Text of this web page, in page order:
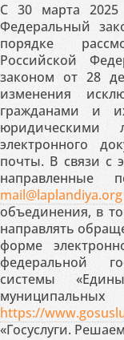
С 30 марта
Федеральный
порядке
Российской
законом от 28
изменения
гражданами и
электронного
почты. В связи с
направленные
mail@laplandiya.org
объединения, в
направлять
форме
федеральной
системы
https://
«Госуслуги.